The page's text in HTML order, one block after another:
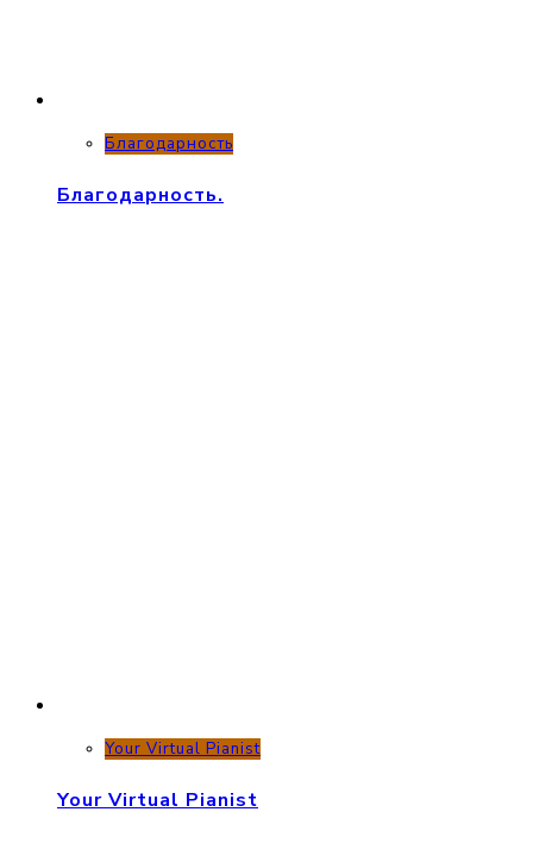
Благодарность
Благодарность.
Your Virtual Pianist
Your Virtual Pianist